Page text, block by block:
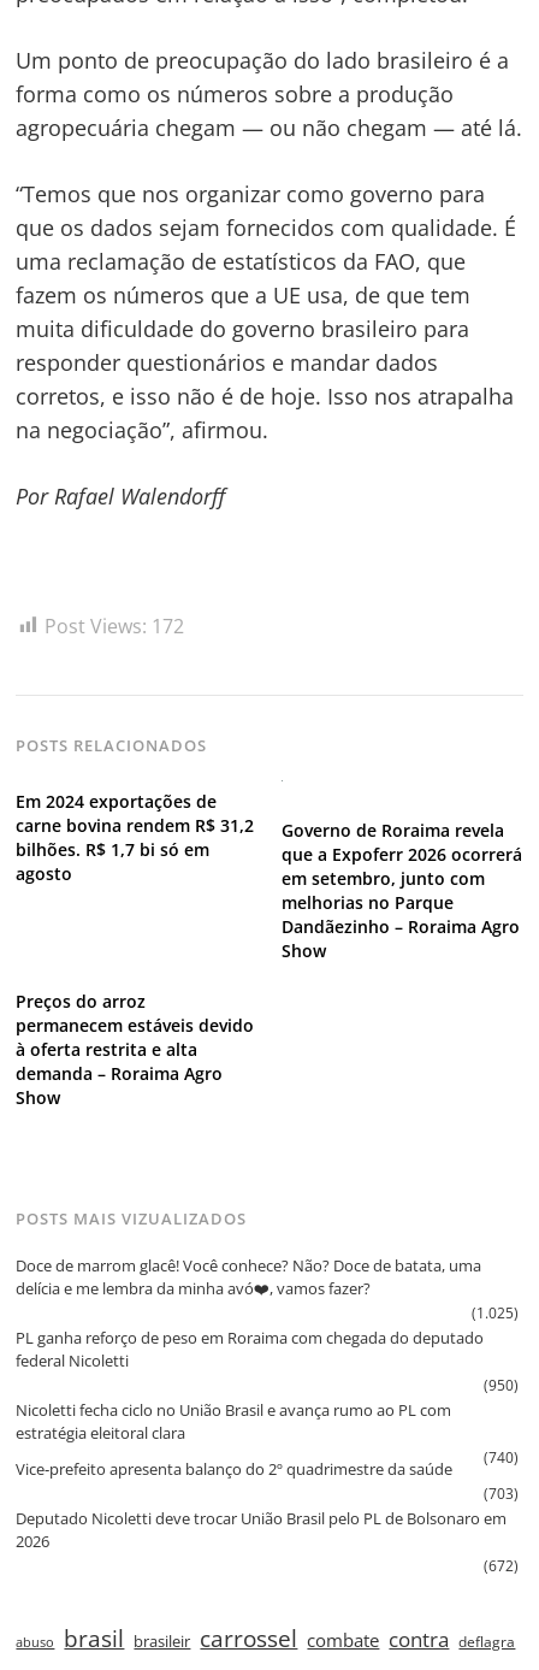
Um ponto de preocupação do lado brasileiro é a
forma como os números sobre a produção
agropecuária chegam — ou não chegam — até lá.
“Temos que nos organizar como governo para
que os dados sejam fornecidos com qualidade. É
uma reclamação de estatísticos da FAO, que
fazem os números que a UE usa, de que tem
muita dificuldade do governo brasileiro para
responder questionários e mandar dados
corretos, e isso não é de hoje. Isso nos atrapalha
na negociação”, afirmou.
Por Rafael Walendorff
Post Views: 172
POSTS RELACIONADOS
Em 2024 exportações de
carne bovina rendem R$ 31,2
bilhões. R$ 1,7 bi só em
agosto
Governo de Roraima revela
que a Expoferr 2026 ocorrerá
em setembro, junto com
melhorias no Parque
Dandãezinho – Roraima Agro
Show
Preços do arroz
permanecem estáveis devido
à oferta restrita e alta
demanda – Roraima Agro
Show
POSTS MAIS VIZUALIZADOS
Doce de marrom glacê! Você conhece? Não? Doce de batata, uma
delícia e me lembra da minha avó❤️, vamos fazer?
(1.025)
PL ganha reforço de peso em Roraima com chegada do deputado
federal Nicoletti
(950)
Nicoletti fecha ciclo no União Brasil e avança rumo ao PL com
estratégia eleitoral clara
(740)
Vice‑prefeito apresenta balanço do 2º quadrimestre da saúde
(703)
Deputado Nicoletti deve trocar União Brasil pelo PL de Bolsonaro em
2026
(672)
abuso brasil brasileir carrossel combate contra deflagra